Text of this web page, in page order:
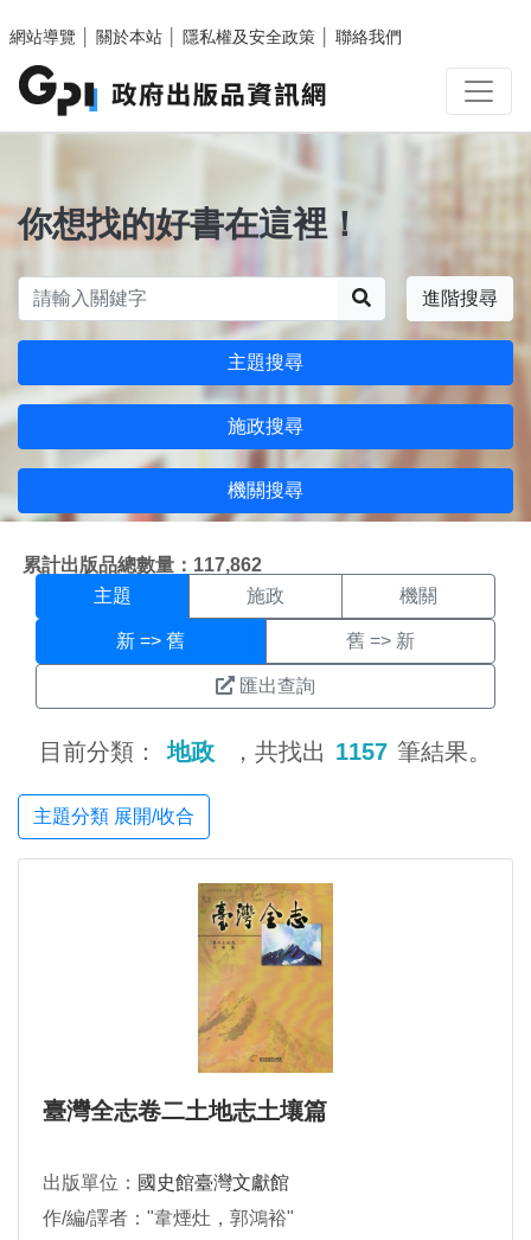
網站導覽
關於本站 隱私權及安全政策 聯絡我們
你想找的好書在這裡！
進階搜尋
主題搜尋
施政搜尋
機關搜尋
累計出版品總數量：117,862
主題搜尋結果頁面
主題 施政 機關
新 => 舊 舊 => 新
匯出查詢
目前分類： 地政 ，共找出 1157 筆結果。
主題分類 展開/收合
臺灣全志卷二土地志土壤篇
出版單位： 國史館臺灣文獻館
作/編/譯者："韋煙灶，郭鴻裕"